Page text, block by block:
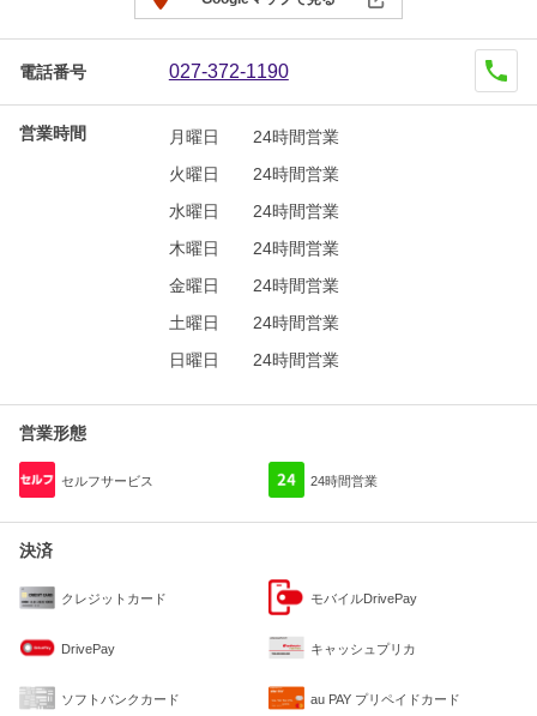
電話番号 027-372-1190
営業時間 月曜日
24時間営業
火曜日
24時間営業
水曜日
24時間営業
木曜日
24時間営業
金曜日
24時間営業
土曜日
24時間営業
日曜日
24時間営業
営業形態
セルフサービス 24時間営業
決済
クレジットカード モバイルDrivePay
DrivePay キャッシュプリカ
ソフトバンクカード au PAY プリペイドカード